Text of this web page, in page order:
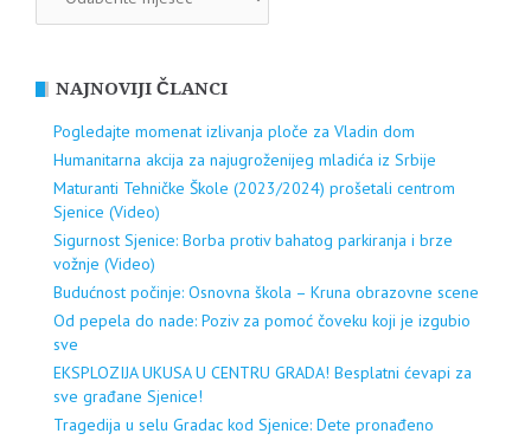
NAJNOVIJI ČLANCI
Pogledajte momenat izlivanja ploče za Vladin dom
Humanitarna akcija za najugroženijeg mladića iz Srbije
Maturanti Tehničke Škole (2023/2024) prošetali centrom
Sjenice (Video)
Sigurnost Sjenice: Borba protiv bahatog parkiranja i brze
vožnje (Video)
Budućnost počinje: Osnovna škola – Kruna obrazovne scene
Od pepela do nade: Poziv za pomoć čoveku koji je izgubio
sve
EKSPLOZIJA UKUSA U CENTRU GRADA! Besplatni ćevapi za
sve građane Sjenice!
Tragedija u selu Gradac kod Sjenice: Dete pronađeno